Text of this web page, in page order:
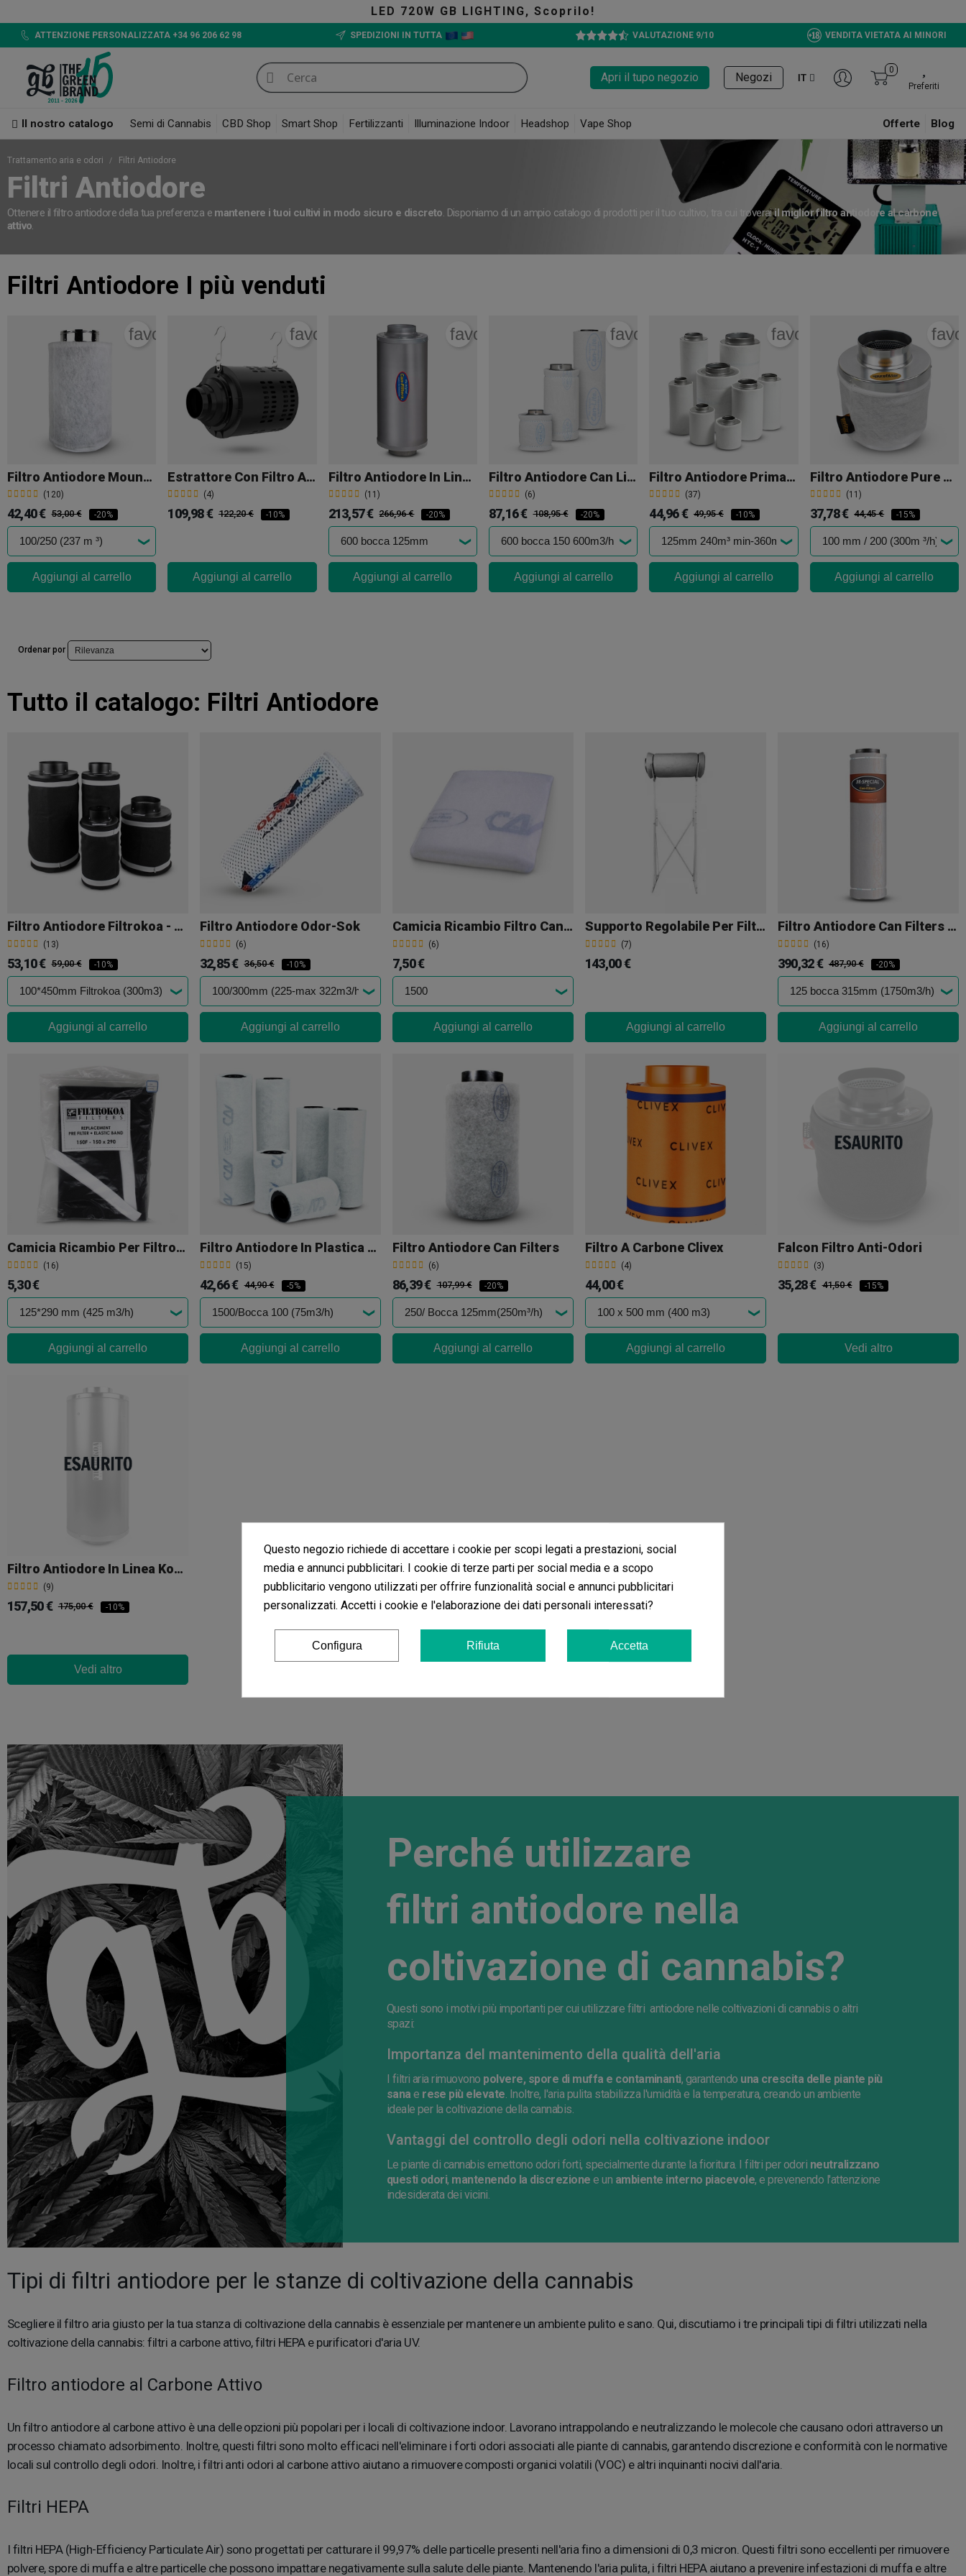
LED 720W GB LIGHTING, Scoprilo!
ATTENZIONE PERSONALIZZATA +34 96 206 62 98 SPEDIZIONI IN TUTTA VALUTAZIONE 9/10 VENDITA VIETATA AI MINORI
Apri il tupo negozio Negozi IT
0
Preferiti
Il nostro catalogo Semi di Cannabis CBD Shop Smart Shop Fertilizzanti Illuminazione Indoor Headshop Vape Shop Offerte Blog
Trattamento aria e odori Filtri Antiodore
Filtri Antiodore
Ottenere il filtro antiodore della tua preferenza e mantenere i tuoi cultivi in modo sicuro e discreto. Disponiamo di un ampio catalogo di prodotti per il tuo cultivo, tra cui troveraiil miglior filtro antiodore al carbone
attivo.
Filtri Antiodore I più venduti
Filtro Antiodore Mountain Air
(120)
favorite_border
42,40 € 53,00 € -20%
Aggiungi al carrello
Estrattore Con Filtro A Carboni Attivi Cyclone
(4)
favorite_border
109,98 € 122,20 € -10%
Aggiungi al carrello
Filtro Antiodore In Linea Can Filters
(11)
favorite_border
213,57 € 266,96 € -20%
Aggiungi al carrello
Filtro Antiodore Can Lite
(6)
favorite_border
87,16 € 108,95 € -20%
Aggiungi al carrello
Filtro Antiodore Prima Klima PK
(37)
favorite_border
44,96 € 49,95 € -10%
Aggiungi al carrello
Filtro Antiodore Pure Filter
(11)
37,78 € 44,45 € -15%
Aggiungi al carrello
Ordenar por
Tutto il catalogo: Filtri Antiodore
Filtro Antiodore Filtrokoa - Koalair
(13)
53,10 € 59,00 € -10%
Aggiungi al carrello
Filtro Antiodore Odor-Sok
(6)
32,85 € 36,50 € -10%
Aggiungi al carrello
Camicia Ricambio Filtro Can Filters
(6)
7,50 €
Aggiungi al carrello
Supporto Regolabile Per Filtri Antiodore
(7)
143,00 €
Aggiungi al carrello
Filtro Antiodore Can Filters Special
(16)
390,32 € 487,90 € -20%
Aggiungi al carrello
Camicia Ricambio Per Filtrokoa
(16)
5,30 €
Aggiungi al carrello
Filtro Antiodore In Plastica Can Filters
(15)
42,66 € 44,90 € -5%
Aggiungi al carrello
Filtro Antiodore Can Filters
(6)
86,39 € 107,99 € -20%
Aggiungi al carrello
Filtro A Carbone Clivex
(4)
44,00 €
Aggiungi al carrello
Falcon Filtro Anti-Odori
(3)
35,28 € 41,50 € -15%
Vedi altro
Filtro Antiodore In Linea Koalair
(9)
157,50 € 175,00 € -10%
Vedi altro
Perché utilizzare
filtri antiodore nella
coltivazione di cannabis?
Questi sono i motivi più importanti per cui utilizzare filtri antiodore nelle coltivazioni di cannabis o altri
spazi:
Importanza del mantenimento della qualità dell'aria
I filtri aria rimuovono polvere, spore di muffa e contaminanti, garantendo una crescita delle piante più
sana e rese più elevate. Inoltre, l'aria pulita stabilizza l'umidità e la temperatura, creando un ambiente
ideale per la coltivazione della cannabis.
Vantaggi del controllo degli odori nella coltivazione indoor
Le piante di cannabis emettono odori forti, specialmente durante la fioritura. I filtri per odori neutralizzano
questi odori, mantenendo la discrezione e un ambiente interno piacevole, e prevenendo l'attenzione
indesiderata dei vicini.
Tipi di filtri antiodore per le stanze di coltivazione della cannabis
Scegliere il filtro aria giusto per la tua stanza di coltivazione della cannabis è essenziale per mantenere un ambiente pulito e sano. Qui, discutiamo i tre principali tipi di filtri utilizzati nella
coltivazione della cannabis: filtri a carbone attivo, filtri HEPA e purificatori d'aria UV.
Filtro antiodore al Carbone Attivo
Un filtro antiodore al carbone attivo è una delle opzioni più popolari per i locali di coltivazione indoor. Lavorano intrappolando e neutralizzando le molecole che causano odori attraverso un
processo chiamato adsorbimento. Inoltre, questi filtri sono molto efficaci nell'eliminare i forti odori associati alle piante di cannabis, garantendo discrezione e conformità con le normative
locali sul controllo degli odori. Inoltre, i filtri anti odori al carbone attivo aiutano a rimuovere composti organici volatili (VOC) e altri inquinanti nocivi dall'aria.
Filtri HEPA
I filtri HEPA (High-Efficiency Particulate Air) sono progettati per catturare il 99,97% delle particelle presenti nell'aria fino a dimensioni di 0,3 micron. Questi filtri sono eccellenti per rimuovere
polvere, spore di muffa e altre particelle che possono impattare negativamente sulla salute delle piante. Mantenendo l'aria pulita, i filtri HEPA aiutano a prevenire infestazioni di muffa e altre
Questo negozio richiede di accettare i cookie per scopi legati a prestazioni, social
media e annunci pubblicitari. I cookie di terze parti per social media e a scopo
pubblicitario vengono utilizzati per offrire funzionalità social e annunci pubblicitari
personalizzati. Accetti i cookie e l'elaborazione dei dati personali interessati?
Configura Rifiuta Accetta